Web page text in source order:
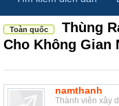
Toàn quốc
Thùng
Cho Không Gian
namthanh
Thành viên xây